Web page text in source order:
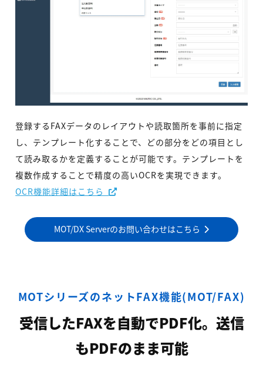
登録するFAXデータのレイアウトや読取箇所を事前に指定
し、テンプレート化することで、どの部分をどの項目とし
て読み取るかを定義することが可能です。テンプレートを
複数作成することで精度の高いOCRを実現できます。
OCR機能詳細はこちら
MOT/DX Serverのお問い合わせはこちら
MOTシリーズのネットFAX機能(MOT/FAX)
受信したFAXを自動でPDF化。送信
もPDFのまま可能